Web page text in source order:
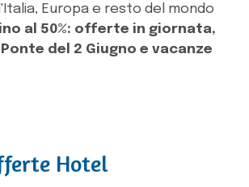
Europa e resto del mondo
al 50%: offerte in giornata,
del 2 Giugno e vacanze
Hotel